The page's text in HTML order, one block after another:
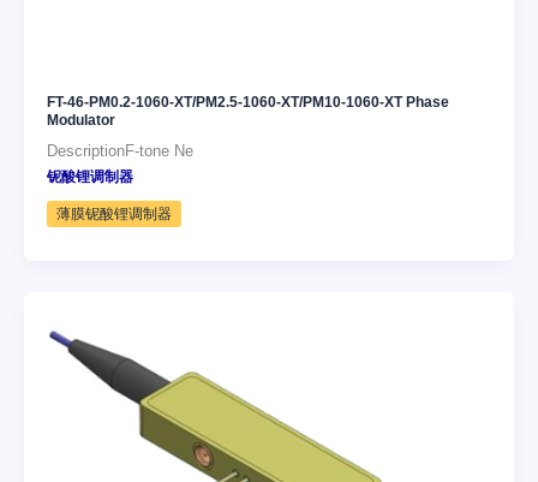
FT-46-PM0.2-1060-XT/PM2.5-1060-XT/PM10-1060-XT Phase
Modulator
DescriptionF-tone Ne
铌酸锂调制器
薄膜铌酸锂调制器